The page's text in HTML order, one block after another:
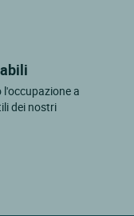
a
dei nostri